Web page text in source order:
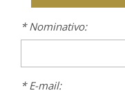
* Nominativo:
* E-mail: